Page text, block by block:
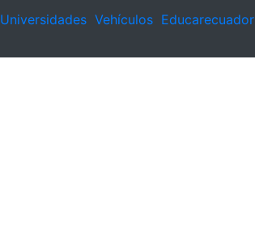
Universidades Vehículos Educarecuador